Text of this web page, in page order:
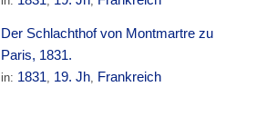
Der Schlachthof von Montmartre zu
Paris, 1831.
in: 1831, 19. Jh, Frankreich